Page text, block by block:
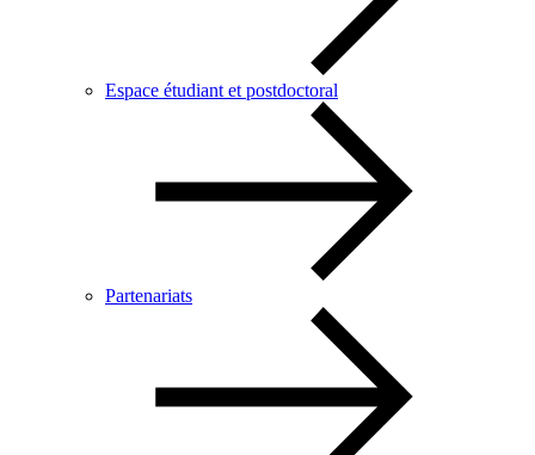
Espace étudiant et postdoctoral
Partenariats